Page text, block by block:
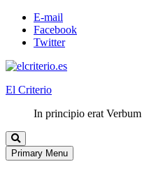
E-mail
Facebook
Twitter
El Criterio
In principio erat Verbum
Primary Menu